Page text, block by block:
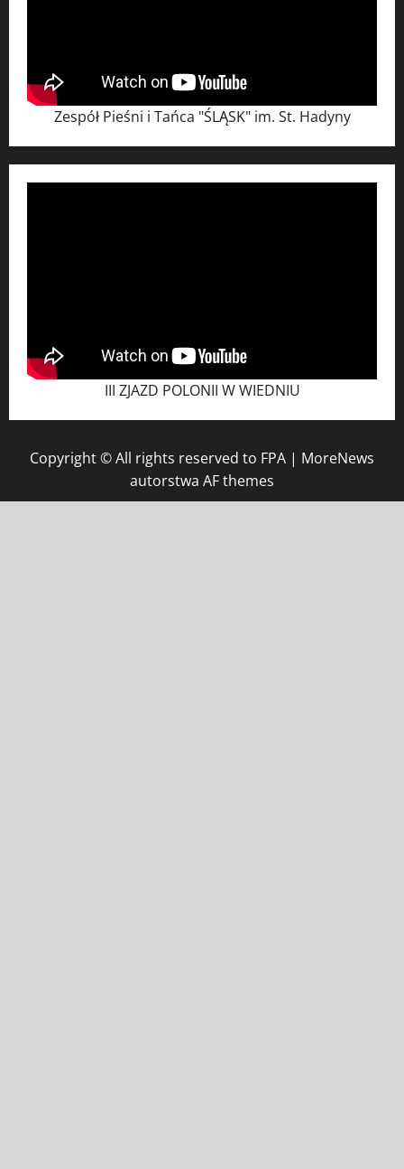
Zespół Pieśni i Tańca "ŚLĄSK" im. St. Hadyny
III ZJAZD POLONII W WIEDNIU
Copyright © All rights reserved to FPA | MoreNews
autorstwa AF themes